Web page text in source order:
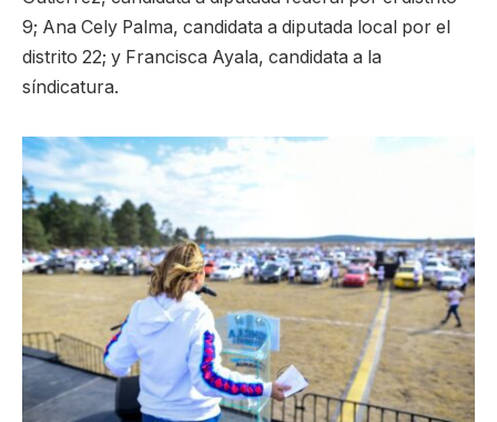
9; Ana Cely Palma, candidata a diputada local por el
distrito 22; y Francisca Ayala, candidata a la
síndicatura.